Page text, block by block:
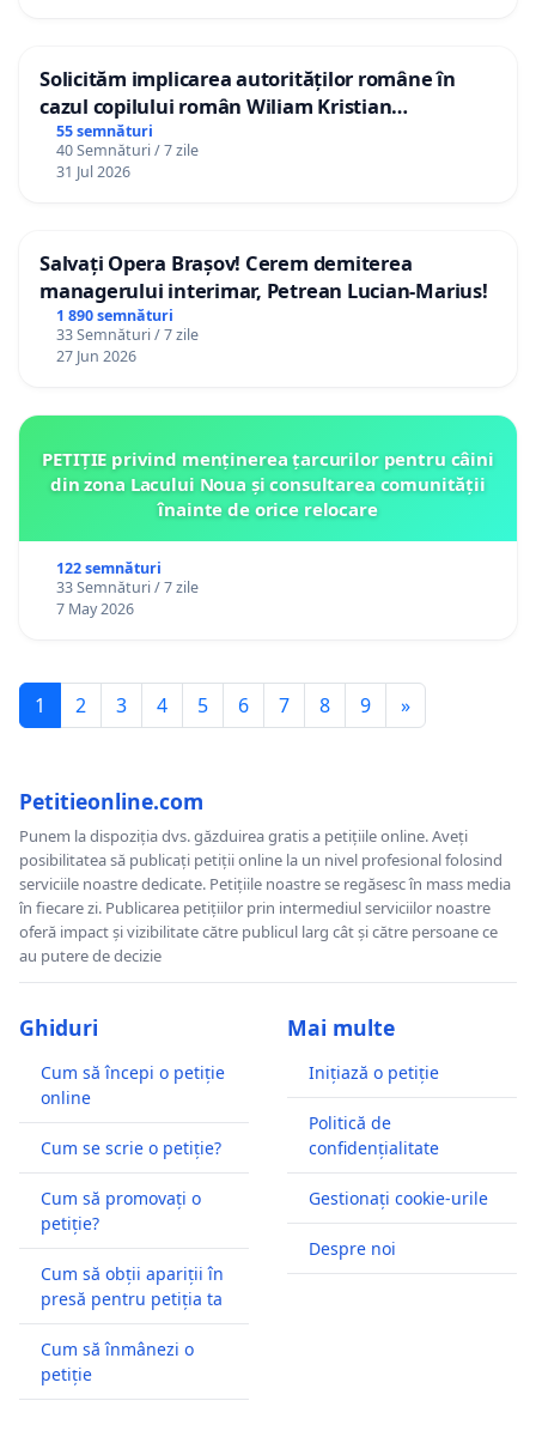
Solicităm implicarea autorităților române în
cazul copilului român Wiliam Kristian
Gheorghe, aflat în plasament în Danemarca de
12 ani
55 semnături
40 Semnături / 7 zile
31 Jul 2026
Salvați Opera Brașov! Cerem demiterea
managerului interimar, Petrean Lucian-Marius!
1 890 semnături
33 Semnături / 7 zile
27 Jun 2026
PETIȚIE privind menținerea țarcurilor pentru câini
din zona Lacului Noua și consultarea comunității
înainte de orice relocare
122 semnături
33 Semnături / 7 zile
7 May 2026
1 2 3 4 5 6 7 8 9 »
Petitieonline.com
Punem la dispoziția dvs. găzduirea gratis a petițiile online. Aveți
posibilitatea să publicați petiții online la un nivel profesional folosind
serviciile noastre dedicate. Petițiile noastre se regăsesc în mass media
în fiecare zi. Publicarea petițiilor prin intermediul serviciilor noastre
oferă impact și vizibilitate către publicul larg cât și către persoane ce
au putere de decizie
Ghiduri
Cum să începi o petiție
online
Cum se scrie o petiție?
Cum să promovați o
petiție?
Cum să obții apariții în
presă pentru petiția ta
Cum să înmânezi o
petiție
Mai multe
Inițiază o petiție
Politică de
confidențialitate
Gestionați cookie-urile
Despre noi